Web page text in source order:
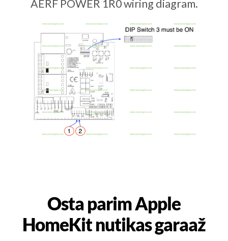
AERF POWER 1R0 wiring diagram.
Osta parim Apple
HomeKit nutikas garaaž